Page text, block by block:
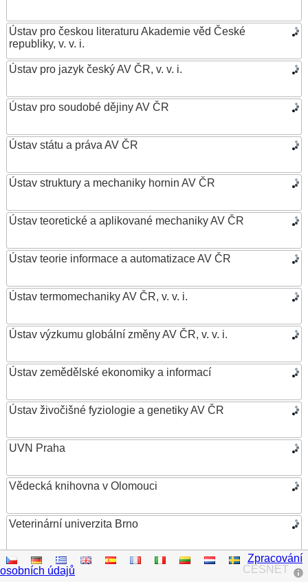
Ústav pro českou literaturu Akademie věd České
republiky, v. v. i.
Ústav pro jazyk český AV ČR, v. v. i.
Ústav pro soudobé dějiny AV ČR
Ústav státu a práva AV ČR
Ústav struktury a mechaniky hornin AV ČR
Ústav teoretické a aplikované mechaniky AV ČR
Ústav teorie informace a automatizace AV ČR
Ústav termomechaniky AV ČR, v. v. i.
Ústav výzkumu globální změny AV ČR, v. v. i.
Ústav zemědělské ekonomiky a informací
Ústav živočišné fyziologie a genetiky AV ČR
UVN Praha
Vědecká knihovna v Olomouci
Veterinární univerzita Brno
VŠB – Technická univerzita Ostrava
CESNET
Zpracování
osobních údajů